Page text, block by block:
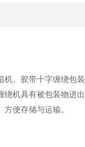
、胶带十字缠绕包
机具有被包装物进
便存储与运输。